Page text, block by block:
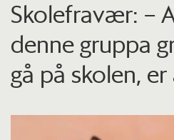
Skolefravær: –
denne gruppa
gå på skolen,